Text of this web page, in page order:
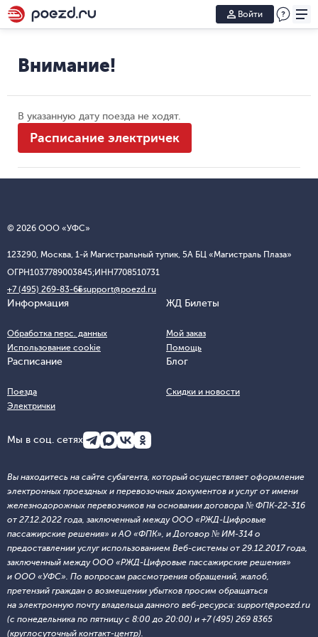
Войти
Внимание!
В указанную дату поезда не ходят.
Расписание электричек
© 2026 ООО «УФС»
123290, Москва, 1-й Магистральный тупик, 5А БЦ «Магистраль Плаза»
ОГРН1037789003845;ИНН7708510731
+7 (495) 269-83-65support@poezd.ru
Информация
Обработка перс. данных
Использование cookie
ЖД Билеты
Мой заказ
Помощь
Расписание
Поезда
Электрички
Блог
Скидки и новости
Мы в соц. сетях
Вы находитесь на сайте субагента, который осуществляет оформление
электронных проездных и перевозочных документов и услуг от имени
железнодорожных перевозчиков на основании договора № ФПК-22-316
от 27.12.2022 года, заключенный между ООО «РЖД-Цифровые
пассажирские решения» и АО «ФПК», и Договор № ИМ-314 о
предоставлении услуг использованием Веб-системы от 29.12.2017 года,
заключенный между ООО «РЖД-Цифровые пассажирские решения»
и ООО «УФС». По вопросам рассмотрения обращений, жалоб,
претензий граждан о возмещении убытков просим обращаться
на электронную почту владельца данного веб-ресурса: support@poezd.ru
(с понедельника по пятницу с 8:00 до 20:00) и +7 (495) 269 8365
(круглосуточный контакт-центр).